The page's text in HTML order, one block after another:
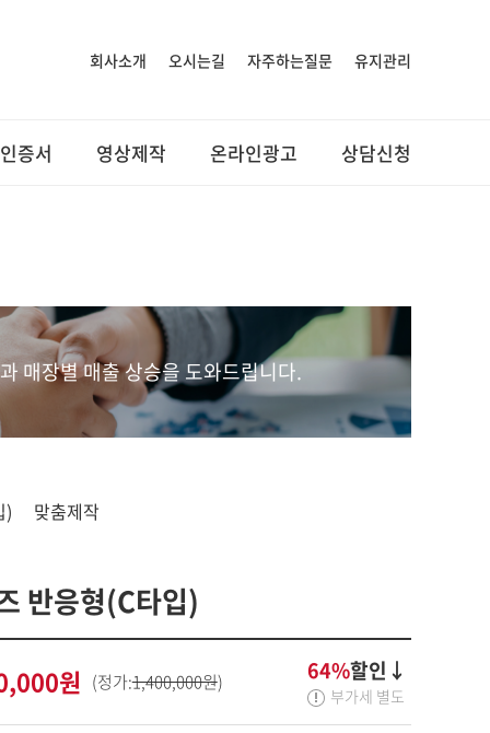
회사소개 오시는길 자주하는질문 유지관리
증서 영상제작 온라인광고 상담신청
매장별 매출 상승을 도와드립니다.
) 맞춤제작
반응형(C타입)
원 (정가:1,400,000원) 64%할인↓
부가세 별도